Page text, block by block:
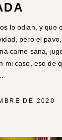
lo odian, y que
pero el
carne sana,
mi caso, eso de
DE 2020